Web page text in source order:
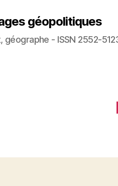
géopolitiques
géographe - ISSN 2552-